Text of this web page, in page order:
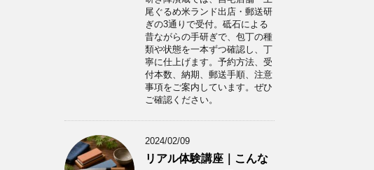
尾ぐるめ米ランド出店・郵送研
ぎの3通りで受付。砥石による
昔ながらの手研ぎで、包丁の種
類や状態を一本ずつ確認し、丁
寧に仕上げます。予約方法、受
付本数、納期、郵送手順、注意
事項をご案内しています。ぜひ
ご確認ください。
2024/02/09
リアル体験講座｜こんな